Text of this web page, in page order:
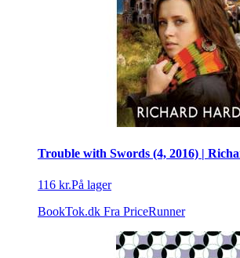
Trouble with Swords (4, 2016) |
116 kr.På lager
BookTok.dk Fra PriceRunner